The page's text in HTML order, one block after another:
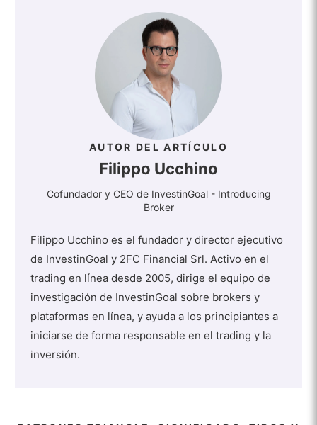
AUTOR DEL ARTÍCULO
Filippo Ucchino
Cofundador y CEO de InvestinGoal - Introducing
Broker
Filippo Ucchino es el fundador y director ejecutivo
de InvestinGoal y 2FC Financial Srl. Activo en el
trading en línea desde 2005, dirige el equipo de
investigación de InvestinGoal sobre brokers y
plataformas en línea, y ayuda a los principiantes a
iniciarse de forma responsable en el trading y la
inversión.